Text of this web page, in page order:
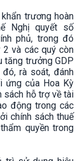
trương hoàn
Nghị quyết số
phủ, trong đó
và các quý còn
tăng trưởng GDP
rà soát, đánh
ứng của Hoa Kỳ
sách hỗ trợ về tài
động trong các
chính sách thuế
quyền trong